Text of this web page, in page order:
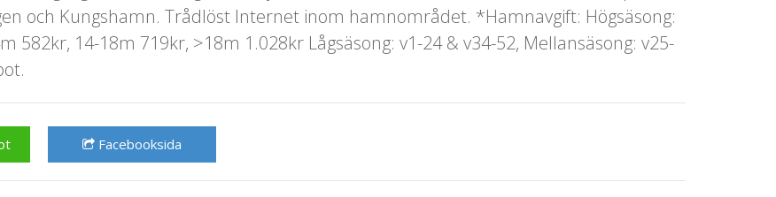
och Kungshamn. Trådlöst Internet inom hamnområdet. *Hamnavgift: Högsäsong:
582kr, 14-18m 719kr, >18m 1.028kr Lågsäsong: v1-24 & v34-52, Mellansäsong: v25-
Facebooksida